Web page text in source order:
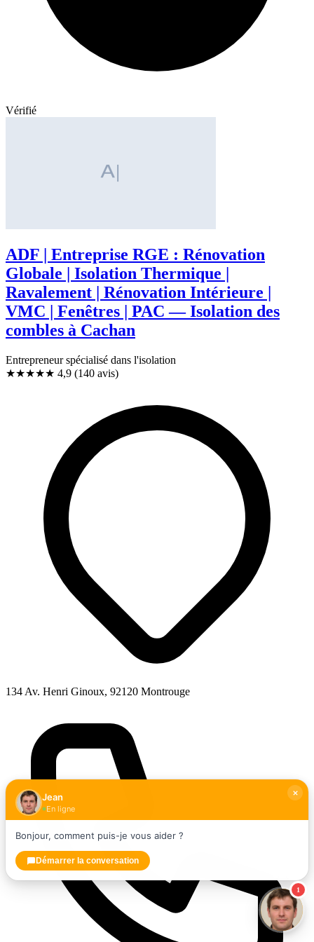
Vérifié
ADF | Entreprise RGE : Rénovation
Globale | Isolation Thermique |
Ravalement | Rénovation Intérieure |
VMC | Fenêtres | PAC — Isolation des
combles à Cachan
Entrepreneur spécialisé dans l'isolation
★★★★★ 4,9 (140 avis)
134 Av. Henri Ginoux, 92120 Montrouge
1
Jean
En ligne
Bonjour, comment puis-je vous aider ?
Démarrer la conversation